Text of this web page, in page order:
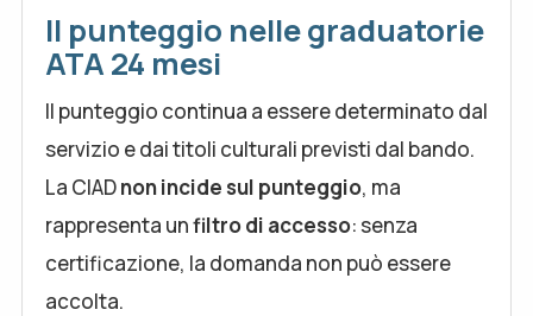
Il punteggio nelle graduatorie
ATA 24 mesi
Il punteggio continua a essere determinato dal
servizio e dai titoli culturali previsti dal bando.
La CIADnon incide sul punteggio, ma
rappresenta unfiltro di accesso: senza
certificazione, la domanda non può essere
accolta.